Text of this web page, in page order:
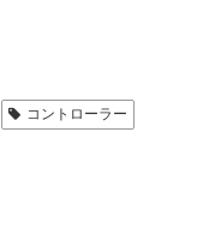
コントローラー